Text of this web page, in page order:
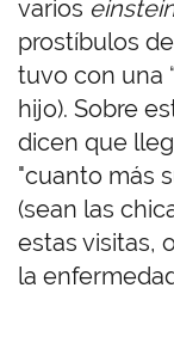
varios
prostíbulos
tuvo con una
hijo). Sobre
dicen que
"cuanto más
(sean las
estas visitas,
la